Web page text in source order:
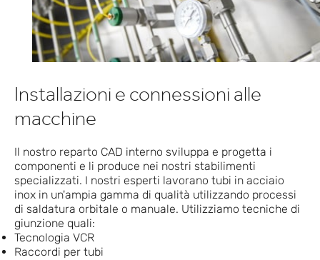
Installazioni e connessioni alle
macchine
Il nostro reparto CAD interno sviluppa e progetta i
componenti e li produce nei nostri stabilimenti
specializzati. I nostri esperti lavorano tubi in acciaio
inox in un'ampia gamma di qualità utilizzando processi
di saldatura orbitale o manuale. Utilizziamo tecniche di
giunzione quali:
Tecnologia VCR
Raccordi per tubi